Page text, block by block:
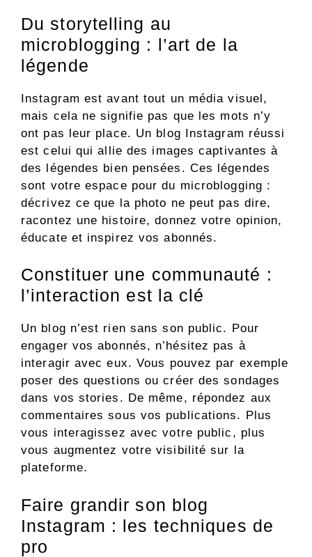
Du storytelling au
microblogging : l’art de la
légende
Instagram est avant tout un média visuel,
mais cela ne signifie pas que les mots n’y
ont pas leur place. Un blog Instagram réussi
est celui qui allie des images captivantes à
des légendes bien pensées. Ces légendes
sont votre espace pour du microblogging :
décrivez ce que la photo ne peut pas dire,
racontez une histoire, donnez votre opinion,
éducate et inspirez vos abonnés.
Constituer une communauté :
l’interaction est la clé
Un blog n’est rien sans son public. Pour
engager vos abonnés, n’hésitez pas à
interagir avec eux. Vous pouvez par exemple
poser des questions ou créer des sondages
dans vos stories. De même, répondez aux
commentaires sous vos publications. Plus
vous interagissez avec votre public, plus
vous augmentez votre visibilité sur la
plateforme.
Faire grandir son blog
Instagram : les techniques de
pro